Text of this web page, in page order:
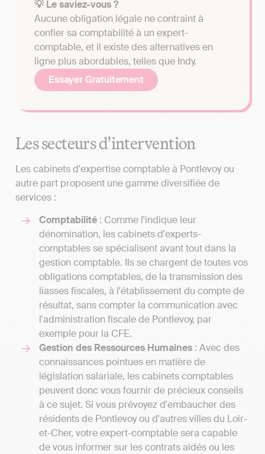
💡 Le saviez-vous ?
Aucune obligation légale ne contraint à
confier sa comptabilité à un expert-
comptable, et il existe des alternatives en
ligne plus abordables, telles que Indy.
Essayer Gratuitement
Les secteurs d'intervention
Les cabinets d'expertise comptable à Pontlevoy ou
autre part proposent une gamme diversifiée de
services :
Comptabilité : Comme l'indique leur
dénomination, les cabinets d'experts-
comptables se spécialisent avant tout dans la
gestion comptable. Ils se chargent de toutes vos
obligations comptables, de la transmission des
liasses fiscales, à l'établissement du compte de
résultat, sans compter la communication avec
l'administration fiscale de Pontlevoy, par
exemple pour la CFE.
Gestion des Ressources Humaines : Avec des
connaissances pointues en matière de
législation salariale, les cabinets comptables
peuvent donc vous fournir de précieux conseils
à ce sujet. Si vous prévoyez d'embaucher des
résidents de Pontlevoy ou d'autres villes du Loir-
et-Cher, votre expert-comptable sera capable
de vous informer sur les contrats aidés ou les